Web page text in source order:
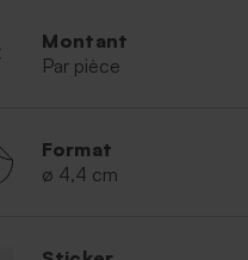
Montant
Par pièce
Format
ø 4,4 cm